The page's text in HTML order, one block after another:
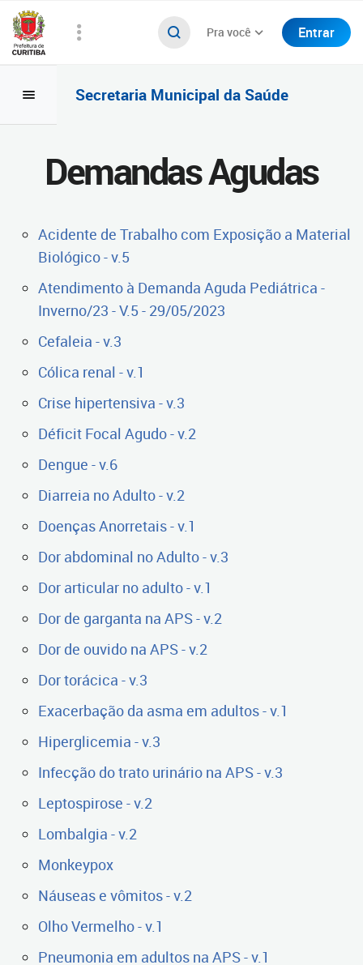
Pra você Entrar
Secretaria Municipal da Saúde
Demandas Agudas
Acidente de Trabalho com Exposição a Material
Biológico - v.5
Atendimento à Demanda Aguda Pediátrica -
Inverno/23 - V.5 - 29/05/2023
Cefaleia - v.3
Cólica renal - v.1
Crise hipertensiva - v.3
Déficit Focal Agudo - v.2
Dengue - v.6
Diarreia no Adulto - v.2
Doenças Anorretais - v.1
Dor abdominal no Adulto - v.3
Dor articular no adulto - v.1
Dor de garganta na APS - v.2
Dor de ouvido na APS - v.2
Dor torácica - v.3
Exacerbação da asma em adultos - v.1
Hiperglicemia - v.3
Infecção do trato urinário na APS - v.3
Leptospirose - v.2
Lombalgia - v.2
Monkeypox
Náuseas e vômitos - v.2
Olho Vermelho - v.1
Pneumonia em adultos na APS - v.1